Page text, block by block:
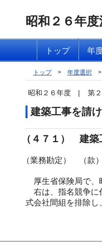
昭和２６年
トップ 年
トップ > 年度選択 >
昭和２６年度 | 第
建築工事を請
（４７１） 建築
（業務勘定） （款
厚生省保険局で、
右は、指名競争に
式会社間組を排除し